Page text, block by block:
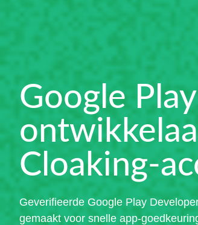
Google
Cloaking-
Geverifieerde Google Play
gemaakt voor snelle app-